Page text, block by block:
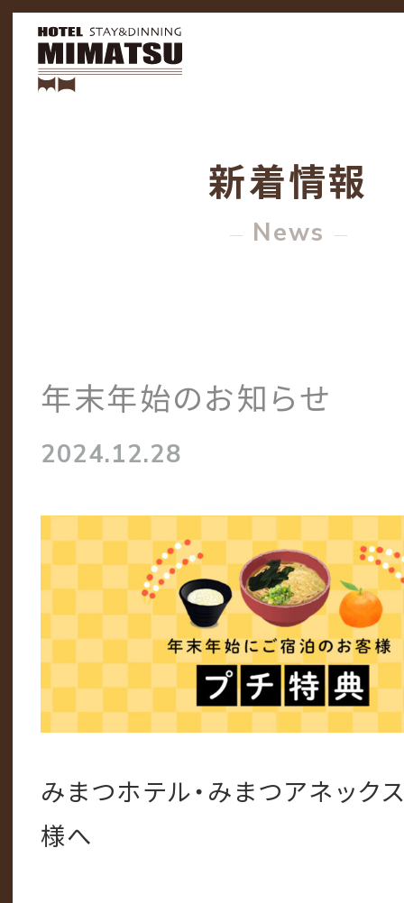
新着情報
News
年末年始のお知らせ
2024.12.28
みまつホテル・みまつアネック
様へ